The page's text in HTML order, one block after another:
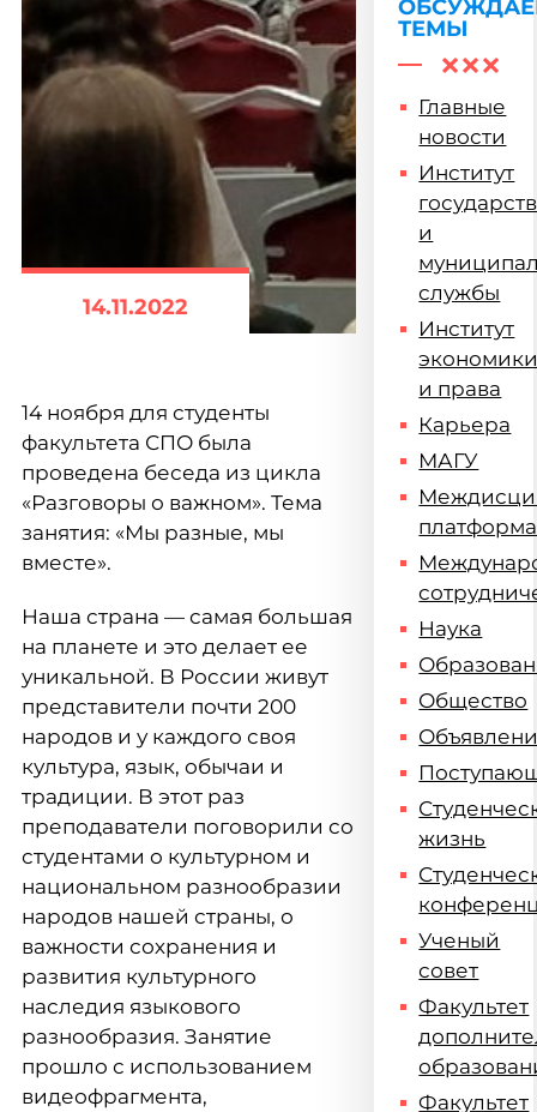
14.11.2022
14 ноября для студенты
факультета СПО была
проведена беседа из цикла
«Разговоры о важном». Тема
занятия: «Мы разные, мы
вместе».
Наша страна — самая большая
на планете и это делает ее
уникальной. В России живут
представители почти 200
народов и у каждого своя
культура, язык, обычаи и
традиции. В этот раз
преподаватели поговорили со
студентами о культурном и
национальном разнообразии
народов нашей страны, о
важности сохранения и
развития культурного
наследия языкового
разнообразия. Занятие
прошло с использованием
видеофрагмента,
ТЕМЫ
Главные
новости
Институт
и
службы
Институт
и права
Карьера
МАГУ
платформа
Наука
Общество
жизнь
Ученый
совет
Факультет
Факультет